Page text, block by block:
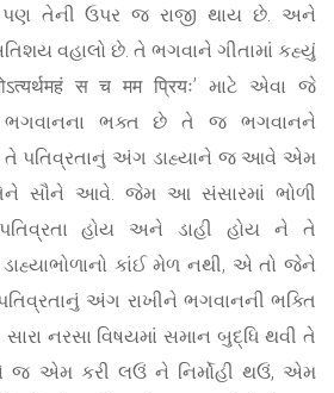
તેની ઉપર જ રાજી થાય છે. અને
વહાલો છે. તે ભગવાને ગીતામાં કહ્યું
स च मम प्रियः’ માટે એવા જે
ભગવાનના ભક્ત છે તે જ ભગવાનને
તે પતિવ્રતાનું અંગ ડાહ્યાને જ આવે એમ
સૌને આવે. જેમ આ સંસારમાં ભોળી
હોય અને ડાહી હોય ને તે
ડાહ્યાભોળાનો કાંઈ મેળ નથી, એ તો જેને
અંગ રાખીને ભગવાનની ભક્તિ
નરસા વિષયમાં સમાન બુદ્ધિ થવી તે
એમ કરી લઉં ને નિર્મોહી થઉં, એમ